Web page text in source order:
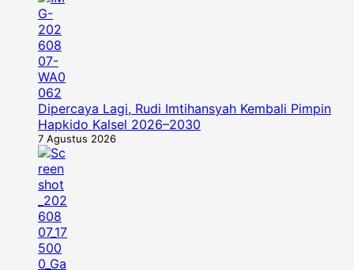
Dipercaya Lagi, Rudi Imtihansyah Kembali Pimpin
Hapkido Kalsel 2026–2030
7 Agustus 2026